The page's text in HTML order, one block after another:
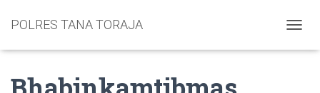
POLRES TANA TORAJA